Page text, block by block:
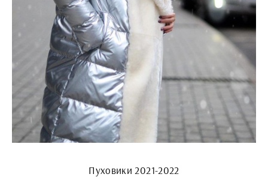
Пуховики 2021-2022